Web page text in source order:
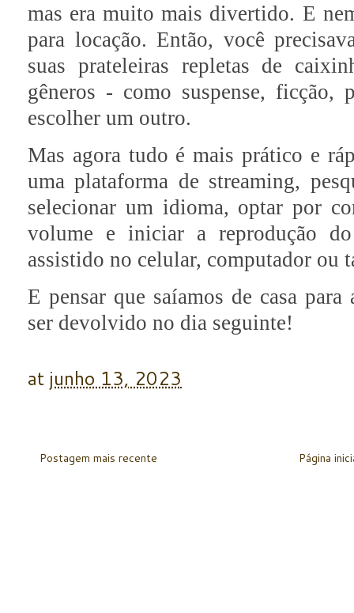
mas era muito mais divertido. E
para locação. Então, você
suas prateleiras repletas de
gêneros - como suspense, ficção,
escolher um outro.
Mas agora tudo é mais prático e
uma plataforma de streaming,
selecionar um idioma, optar por
volume e iniciar a reprodução
assistido no celular, computador ou
E pensar que saíamos de casa
ser devolvido no dia seguinte!
at junho 13, 2023
Postagem mais recente Página